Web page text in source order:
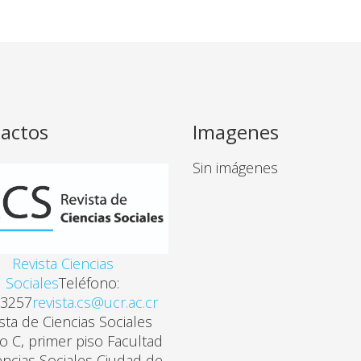
Revista Ciencias
SocialesTeléfono:
revista.cs@ucr.ac.cr
de Ciencias Sociales
C, primer piso Facultad
Imagenes
Sin imágenes